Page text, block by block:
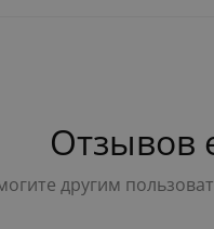
Отзывов
другим